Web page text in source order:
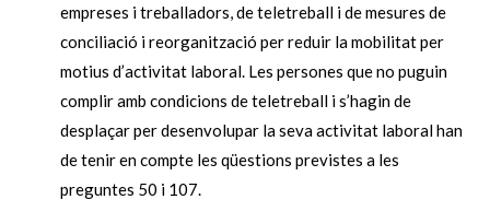
empreses i treballadors, de teletreball i de mesures de
conciliació i reorganització per reduir la mobilitat per
motius d’activitat laboral. Les persones que no puguin
complir amb condicions de teletreball i s’hagin de
desplaçar per desenvolupar la seva activitat laboral han
de tenir en compte les qüestions previstes a les
preguntes 50 i 107.